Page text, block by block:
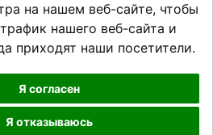
на нашем веб-сайте, чтобы
нашего веб-сайта и
приходят наши посетители.
Я согласен
Я отказываюсь
О БОЛЬНИЦЕ
И ПОСЕТИТЕЛЯМ
ПО СОТРУДНИЧЕСТВУ